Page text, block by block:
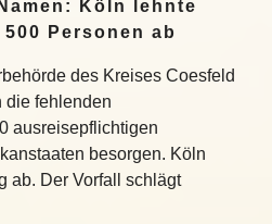
Köln lehnte
Personen ab
des Kreises Coesfeld
die fehlenden
ausreisepflichtigen
besorgen. Köln
ab. Der Vorfall schlägt